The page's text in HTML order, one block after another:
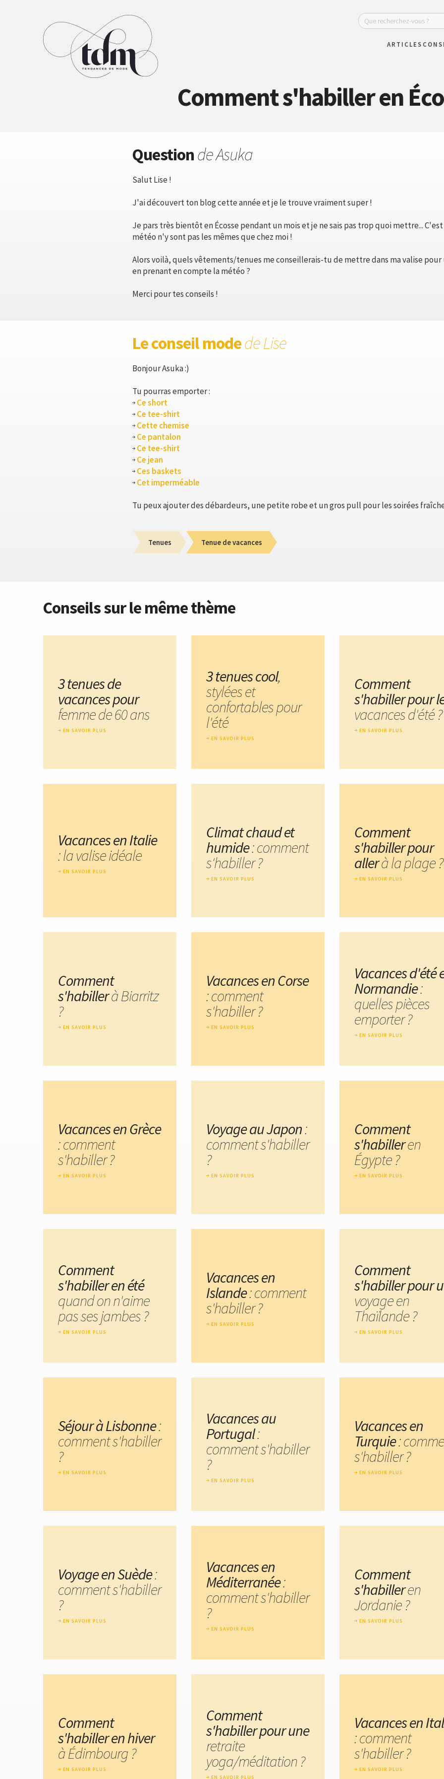
ARTICLES
Comment s'habiller en
Questionde Asuka
Salut Lise !
J'ai découvert ton blog cette année et je le trouve vraiment super !
Je pars très bientôt en Écosse pendant un mois et je ne sais pas trop quoi mettre...
météo n'y sont pas les mêmes que chez moi !
Alors voilà, quels vêtements/tenues me conseillerais-tu de mettre dans ma valise pour
en prenant en compte la météo ?
Merci pour tes conseils !
Le conseil modede Lise
Bonjour Asuka :)
Tu pourras emporter :
Ce short
Ce tee-shirt
Cette chemise
Ce pantalon
Ce tee-shirt
Ce jean
Ces baskets
Cet imperméable
Tu peux ajouter des débardeurs, une petite robe et un gros pull pour les soirées
Tenues Tenue de vacances
Conseils sur le même thème
3 tenues de
vacances pour
femme de 60 ans
EN SAVOIR PLUS
3 tenues cool,
stylées et
confortables pour
l'été
EN SAVOIR PLUS
Comment
s'habiller pour
vacances d'été ?
EN SAVOIR PLUS
Vacances en Italie
: la valise idéale
EN SAVOIR PLUS
Climat chaud et
humide: comment
s'habiller ?
EN SAVOIR PLUS
Comment
s'habiller pour
allerà la plage ?
EN SAVOIR PLUS
Comment
s'habillerà Biarritz
?
EN SAVOIR PLUS
Vacances en Corse
: comment
s'habiller ?
EN SAVOIR PLUS
Vacances d'été
Normandie:
quelles pièces
emporter ?
EN SAVOIR PLUS
Vacances en Grèce
: comment
s'habiller ?
EN SAVOIR PLUS
Voyage au Japon:
comment s'habiller
?
EN SAVOIR PLUS
Comment
s'habilleren
Égypte ?
EN SAVOIR PLUS
Comment
s'habiller en été
quand on n'aime
pas ses jambes ?
EN SAVOIR PLUS
Vacances en
Islande: comment
s'habiller ?
EN SAVOIR PLUS
Comment
s'habiller pour
voyage en
Thaïlande ?
EN SAVOIR PLUS
Séjour à Lisbonne:
comment s'habiller
?
EN SAVOIR PLUS
Vacances au
Portugal:
comment s'habiller
?
EN SAVOIR PLUS
Vacances en
Turquie:
s'habiller ?
EN SAVOIR PLUS
Voyage en Suède:
comment s'habiller
?
EN SAVOIR PLUS
Vacances en
Méditerranée:
comment s'habiller
?
EN SAVOIR PLUS
Comment
s'habilleren
Jordanie ?
EN SAVOIR PLUS
Comment
s'habiller en hiver
à Édimbourg ?
EN SAVOIR PLUS
Comment
s'habiller pour une
retraite
yoga/méditation ?
EN SAVOIR PLUS
Vacances en
: comment
s'habiller ?
EN SAVOIR PLUS